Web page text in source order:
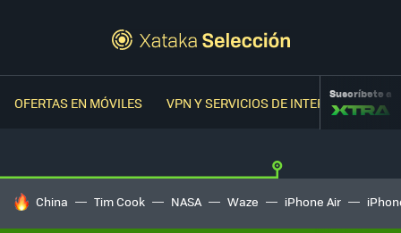
OFERTAS EN MÓVILES VPN Y SERVICIOS DE INTERNETSuscríbete a
HOY SE HABLA DE
China Tim Cook NASA Waze iPhone Air